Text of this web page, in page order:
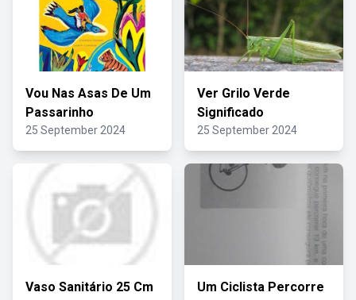
Vou Nas Asas De Um
Passarinho
25 September 2024
Ver Grilo Verde
Significado
25 September 2024
Vaso Sanitário 25 Cm
Um Ciclista Percorre